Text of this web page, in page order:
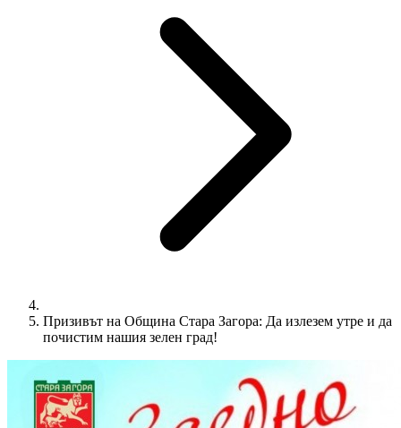
Призивът на Община Стара Загора: Да излезем утре и да
почистим нашия зелен град!